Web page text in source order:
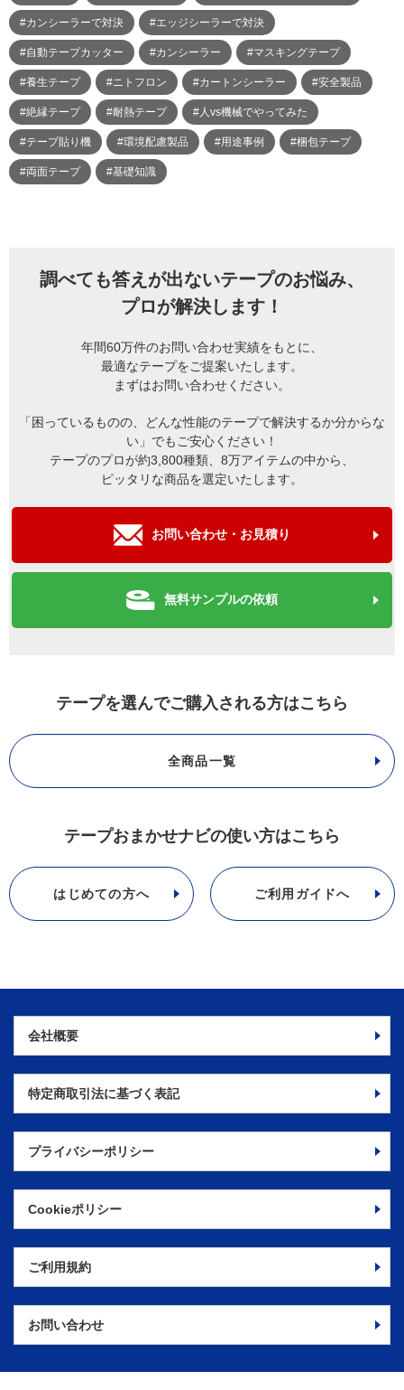
#カンシーラーで対決 #エッジシーラーで対決
#自動テープカッター #カンシーラー #マスキングテープ
#養生テープ #ニトフロン #カートンシーラー #安全製品
#絶縁テープ #耐熱テープ #人vs機械でやってみた
#テープ貼り機 #環境配慮製品 #用途事例 #梱包テープ
#両面テープ #基礎知識
調べても答えが出ないテープのお悩み、
プロが解決します！
年間60万件のお問い合わせ実績をもとに、
最適なテープをご提案いたします。
まずはお問い合わせください。
「困っているものの、どんな性能のテープで解決するか分からな
い」でもご安心ください！
テープのプロが約3,800種類、8万アイテムの中から、
ピッタリな商品を選定いたします。
お問い合わせ・お見積り
無料サンプルの依頼
テープを選んでご購入される方はこちら
全商品一覧
テープおまかせナビの使い方はこちら
はじめての方へ ご利用ガイドへ
会社概要
特定商取引法に基づく表記
プライバシーポリシー
Cookieポリシー
ご利用規約
お問い合わせ